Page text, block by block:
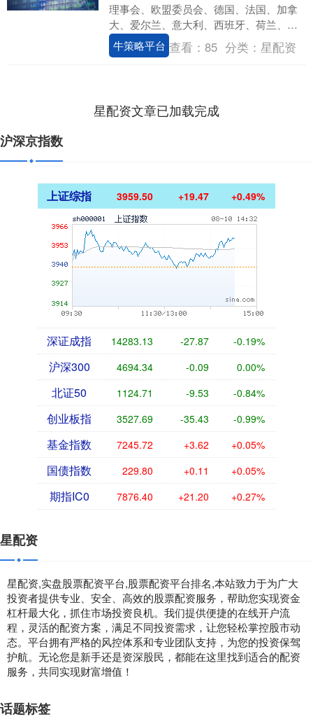
理事会、欧盟委员会、德国、法国、加拿
大、爱尔兰、意大利、西班牙、荷兰、英
国、挪威、芬兰等多方22日发表联合声
明，认为美方....
牛策略平台 查看：85 分类：星配资
星配资文章已加载完成
沪深京指数
上证综指 3959.50 +19.47 +0.49%
深证成指 14283.13 -27.87 -0.19%
沪深300 4694.34 -0.09 0.00%
北证50 1124.71 -9.53 -0.84%
创业板指 3527.69 -35.43 -0.99%
基金指数 7245.72 +3.62 +0.05%
国债指数 229.80 +0.11 +0.05%
期指IC0 7876.40 +21.20 +0.27%
星配资
星配资,实盘股票配资平台,股票配资平台排名,本站致力于为广大
投资者提供专业、安全、高效的股票配资服务，帮助您实现资金
杠杆最大化，抓住市场投资良机。我们提供便捷的在线开户流
程，灵活的配资方案，满足不同投资需求，让您轻松掌控股市动
态。平台拥有严格的风控体系和专业团队支持，为您的投资保驾
护航。无论您是新手还是资深股民，都能在这里找到适合的配资
服务，共同实现财富增值！
话题标签